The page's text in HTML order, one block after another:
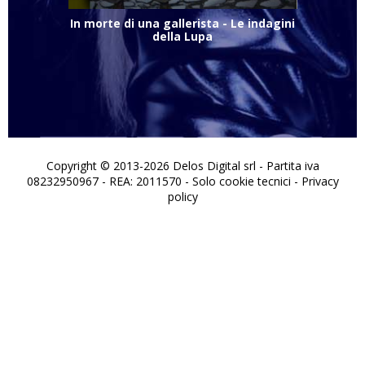
In morte di una gallerista - Le indagini
della Lupa
Copyright © 2013-2026 Delos Digital srl - Partita iva
08232950967 - REA: 2011570 - Solo cookie tecnici - Privacy
policy